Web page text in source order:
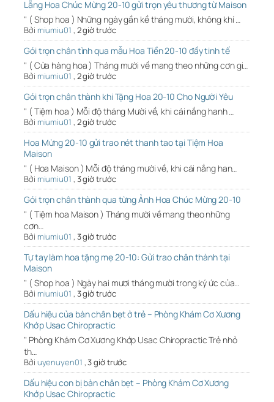
Lẵng Hoa Chúc Mừng 20-10 gửi trọn yêu thương từ Maison
" ( Shop hoa ) Những ngày gần kề tháng mười, không khí …
Bởi miumiu01 , 2 giờ trước
Gói trọn chân tình qua mẫu Hoa Tiền 20-10 đầy tinh tế
" ( Cửa hàng hoa ) Tháng mười về mang theo những cơn gi…
Bởi miumiu01 , 2 giờ trước
Gói trọn chân thành khi Tặng Hoa 20-10 Cho Người Yêu
" ( Tiệm hoa ) Mỗi độ tháng Mười về, khi cái nắng hanh …
Bởi miumiu01 , 2 giờ trước
Hoa Mừng 20-10 gửi trao nét thanh tao tại Tiệm Hoa
Maison
" ( Hoa Maison ) Mỗi độ tháng mười về, khi cái nắng han…
Bởi miumiu01 , 3 giờ trước
Gói trọn chân thành qua từng Ảnh Hoa Chúc Mừng 20-10
" ( Tiệm hoa Maison ) Tháng mười về mang theo những
cơn…
Bởi miumiu01 , 3 giờ trước
Tự tay làm hoa tặng mẹ 20-10: Gửi trao chân thành tại
Maison
" ( Shop hoa ) Ngày hai mươi tháng mười trong ký ức của…
Bởi miumiu01 , 3 giờ trước
Dấu hiệu của bàn chân bẹt ở trẻ – Phòng Khám Cơ Xương
Khớp Usac Chiropractic
" Phòng Khám Cơ Xương Khớp Usac Chiropractic Trẻ nhỏ
th…
Bởi uyenuyen01 ,3 giờ trước
Dấu hiệu con bị bàn chân bẹt – Phòng Khám Cơ Xương
Khớp Usac Chiropractic